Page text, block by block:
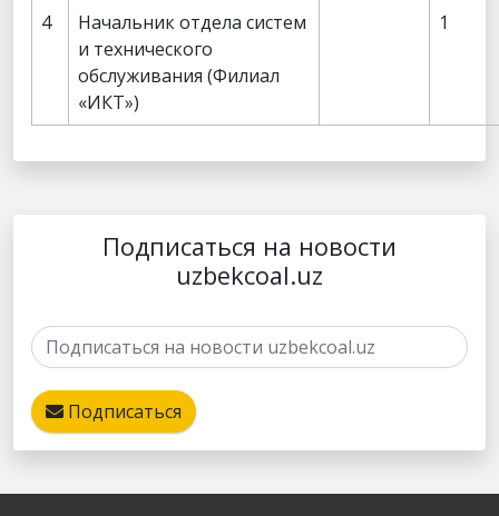
4
Начальник отдела систем
и технического
обслуживания (Филиал
«ИКТ»)
1
Подписаться на новости
uzbekcoal.uz
Подписаться